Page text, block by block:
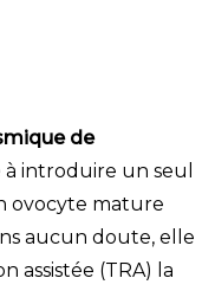
de
à introduire un seul
ovocyte mature
aucun doute, elle
assistée (TRA) la